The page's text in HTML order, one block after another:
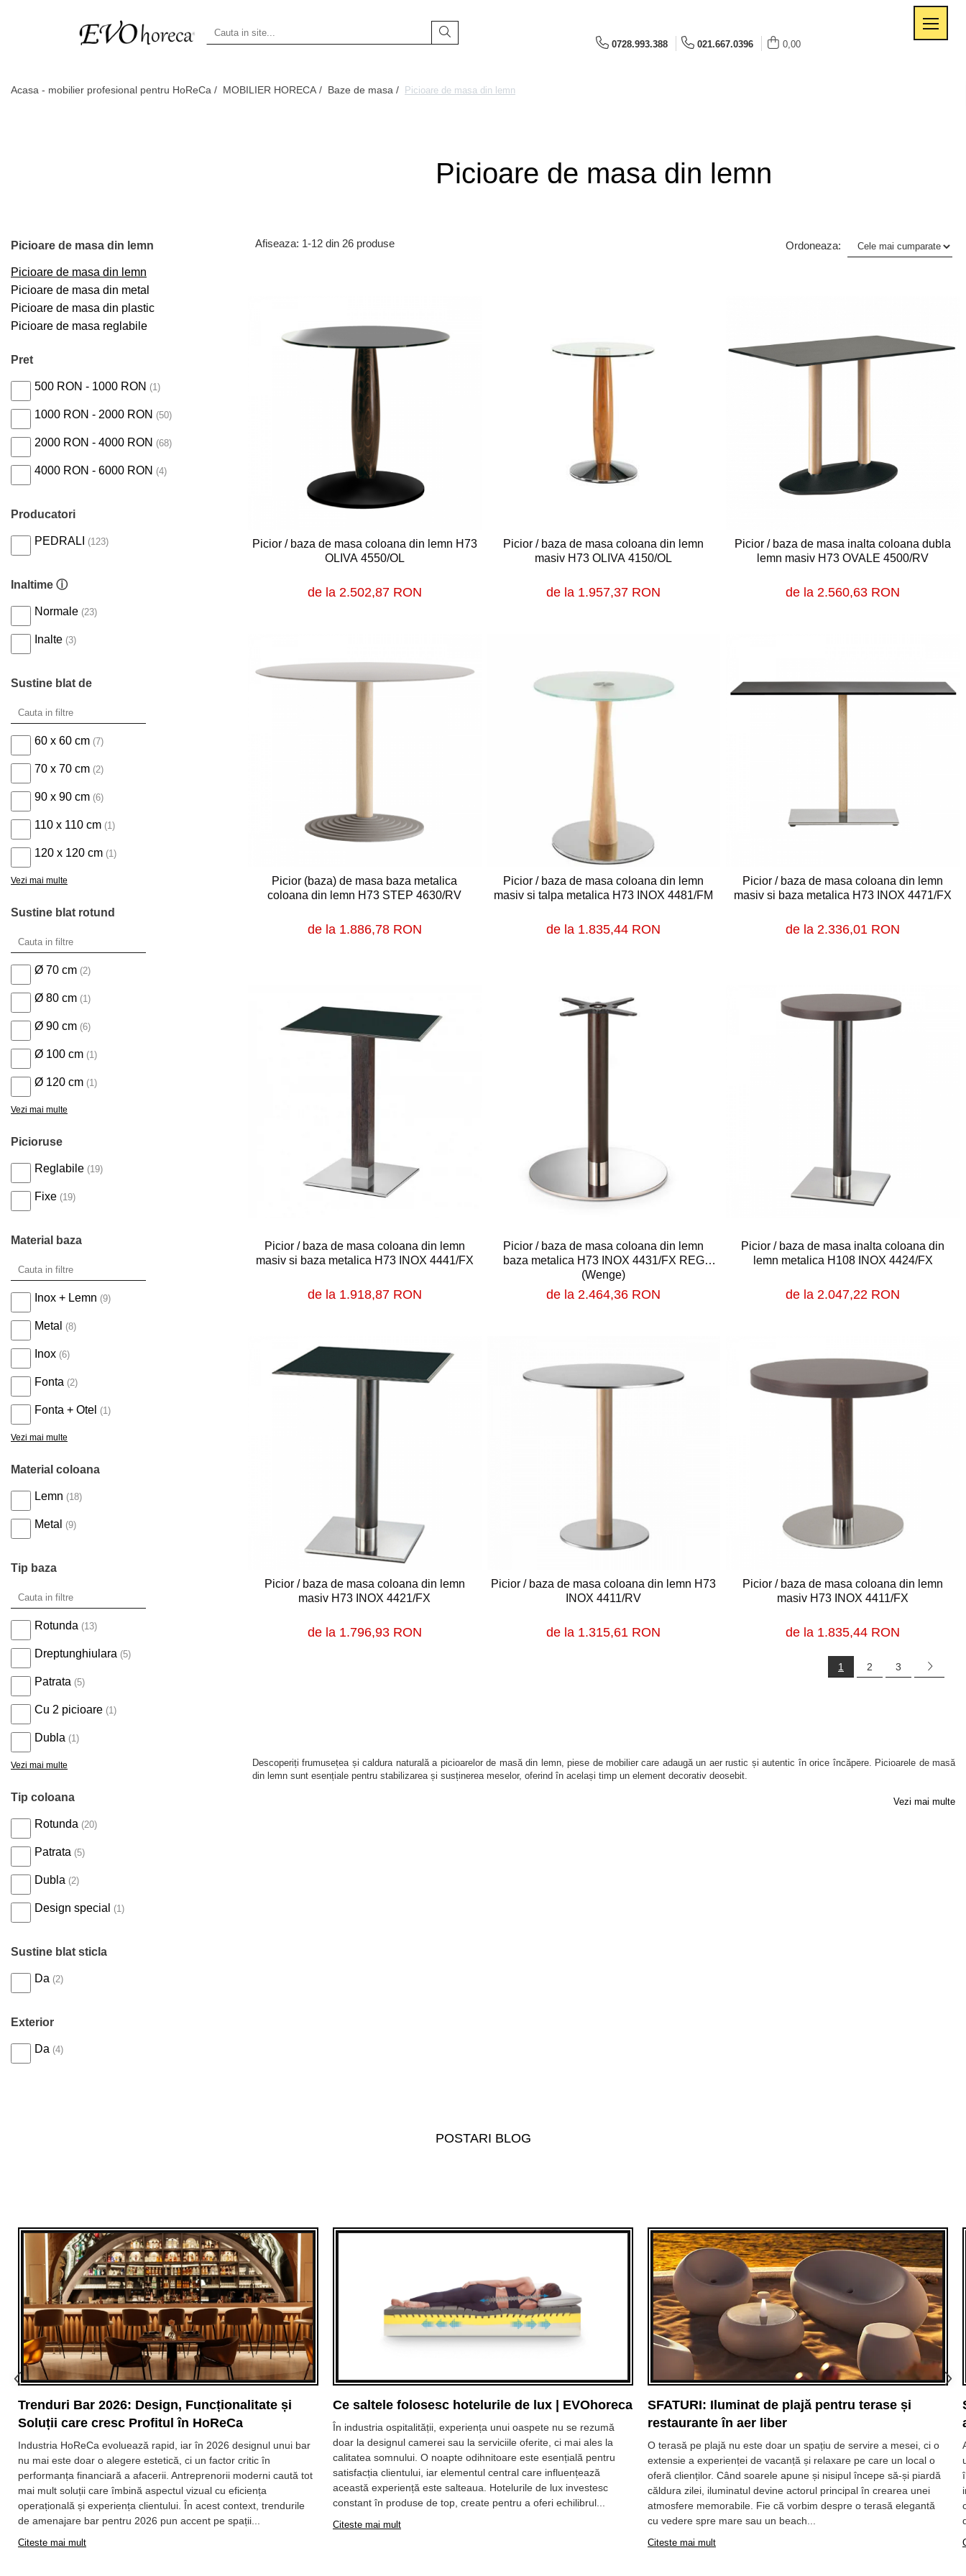
0728.993.388 021.667.0396 0,00
Acasa - mobilier profesional pentru HoReCa / MOBILIER HORECA / Baze de masa / Picioare de masa din lemn
Picioare de masa din lemn
Picioare de masa din lemn
Picioare de masa din lemn
Picioare de masa din metal
Picioare de masa din plastic
Picioare de masa reglabile
Pret
500 RON - 1000 RON (1)
1000 RON - 2000 RON (50)
2000 RON - 4000 RON (68)
4000 RON - 6000 RON (4)
Producatori
PEDRALI (123)
Inaltime ⓘ
Normale (23)
Inalte (3)
Sustine blat de
60 x 60 cm (7)
70 x 70 cm (2)
90 x 90 cm (6)
110 x 110 cm (1)
120 x 120 cm (1)
Vezi mai multe
Sustine blat rotund
Ø 70 cm (2)
Ø 80 cm (1)
Ø 90 cm (6)
Ø 100 cm (1)
Ø 120 cm (1)
Vezi mai multe
Picioruse
Reglabile (19)
Fixe (19)
Material baza
Inox + Lemn (9)
Metal (8)
Inox (6)
Fonta (2)
Fonta + Otel (1)
Vezi mai multe
Material coloana
Lemn (18)
Metal (9)
Tip baza
Rotunda (13)
Dreptunghiulara (5)
Patrata (5)
Cu 2 picioare (1)
Dubla (1)
Vezi mai multe
Tip coloana
Rotunda (20)
Patrata (5)
Dubla (2)
Design special (1)
Sustine blat sticla
Da (2)
Exterior
Da (4)
Afiseaza: 1-12 din 26 produse Ordoneaza:
Picior / baza de masa coloana din lemn H73
OLIVA 4550/OL
de la 2.502,87 RON
Picior / baza de masa coloana din lemn
masiv H73 OLIVA 4150/OL
de la 1.957,37 RON
Picior / baza de masa inalta coloana dubla
lemn masiv H73 OVALE 4500/RV
de la 2.560,63 RON
Picior (baza) de masa baza metalica
coloana din lemn H73 STEP 4630/RV
de la 1.886,78 RON
Picior / baza de masa coloana din lemn
masiv si talpa metalica H73 INOX 4481/FM
de la 1.835,44 RON
Picior / baza de masa coloana din lemn
masiv si baza metalica H73 INOX 4471/FX
de la 2.336,01 RON
Picior / baza de masa coloana din lemn
masiv si baza metalica H73 INOX 4441/FX
de la 1.918,87 RON
Picior / baza de masa coloana din lemn
baza metalica H73 INOX 4431/FX REG
(Wenge)
de la 2.464,36 RON
Picior / baza de masa inalta coloana din
lemn metalica H108 INOX 4424/FX
de la 2.047,22 RON
Picior / baza de masa coloana din lemn
masiv H73 INOX 4421/FX
de la 1.796,93 RON
Picior / baza de masa coloana din lemn H73
INOX 4411/RV
de la 1.315,61 RON
Picior / baza de masa coloana din lemn
masiv H73 INOX 4411/FX
de la 1.835,44 RON
1 2 3
Descoperiți frumusețea și caldura naturală a picioarelor de masă din lemn, piese de mobilier care adaugă un aer rustic și autentic în orice încăpere. Picioarele de masă
din lemn sunt esențiale pentru stabilizarea și susținerea meselor, oferind în același timp un element decorativ deosebit.
Vezi mai multe
POSTARI BLOG
Trenduri Bar 2026: Design, Funcționalitate și
Soluții care cresc Profitul în HoReCa
Industria HoReCa evoluează rapid, iar în 2026 designul unui bar
nu mai este doar o alegere estetică, ci un factor critic în
performanța financiară a afacerii. Antreprenorii moderni caută tot
mai mult soluții care îmbină aspectul vizual cu eficiența
operațională și experiența clientului. În acest context, trendurile
de amenajare bar pentru 2026 pun accent pe spații...
Citeste mai mult
Ce saltele folosesc hotelurile de lux | EVOhoreca
În industria ospitalității, experiența unui oaspete nu se rezumă
doar la designul camerei sau la serviciile oferite, ci mai ales la
calitatea somnului. O noapte odihnitoare este esențială pentru
satisfacția clientului, iar elementul central care influențează
această experiență este salteaua. Hotelurile de lux investesc
constant în produse de top, create pentru a oferi echilibrul...
Citeste mai mult
SFATURI: Iluminat de plajă pentru terase și
restaurante în aer liber
O terasă pe plajă nu este doar un spațiu de servire a mesei, ci o
extensie a experienței de vacanță și relaxare pe care un local o
oferă clienților. Când soarele apune și nisipul începe să-și piardă
căldura zilei, iluminatul devine actorul principal în crearea unei
atmosfere memorabile. Fie că vorbim despre o terasă elegantă
cu vedere spre mare sau un beach...
Citeste mai mult